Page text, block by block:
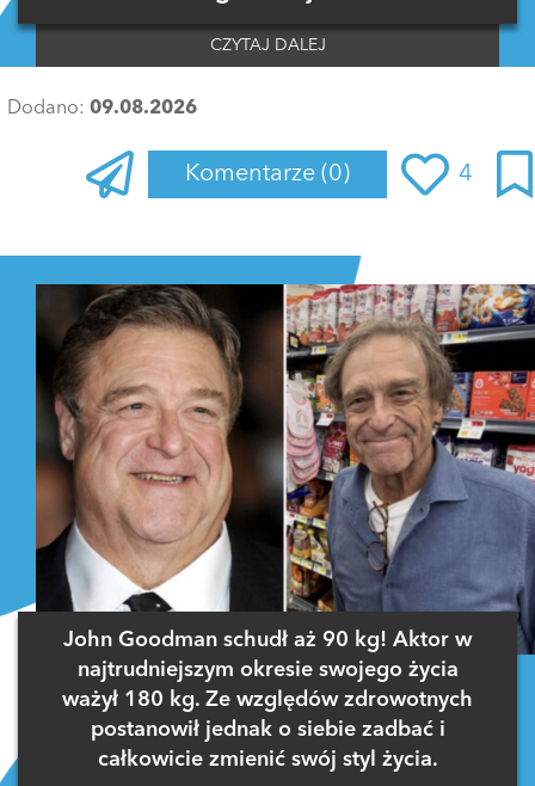
CZYTAJ DALEJ
Dodano: 09.08.2026
Komentarze (0) 4
John Goodman schudł aż 90 kg! Aktor w
najtrudniejszym okresie swojego życia
ważył 180 kg. Ze względów zdrowotnych
postanowił jednak o siebie zadbać i
całkowicie zmienić swój styl życia.